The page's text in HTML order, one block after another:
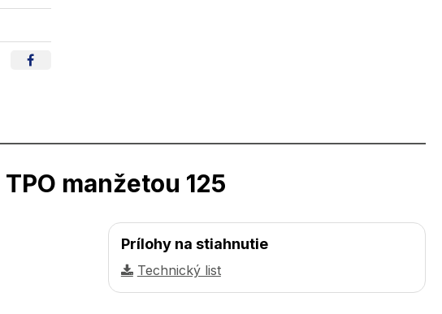
manžetou 125
Prílohy na stiahnutie
Technický list